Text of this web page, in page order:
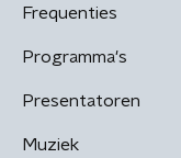
Frequenties
Programma's
Presentatoren
Muziek